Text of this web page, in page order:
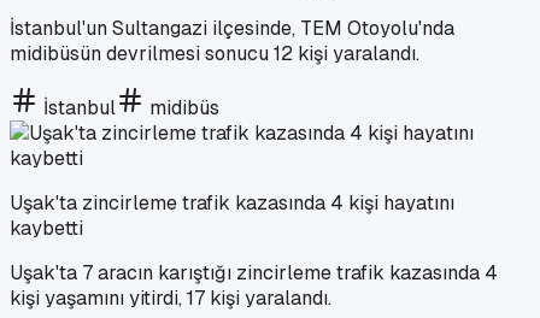
İstanbul'un Sultangazi ilçesinde, TEM Otoyolu'nda
midibüsün devrilmesi sonucu 12 kişi yaralandı.
İstanbul midibüs
Uşak'ta zincirleme trafik kazasında 4 kişi hayatını
kaybetti
Uşak'ta 7 aracın karıştığı zincirleme trafik kazasında 4
kişi yaşamını yitirdi, 17 kişi yaralandı.